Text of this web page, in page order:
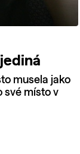
musela jako
své místo v